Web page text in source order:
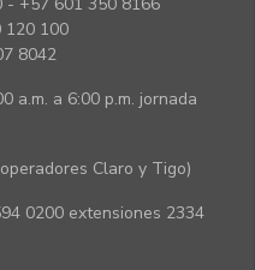
- +57 601 350 8166
120 100
8042
a.m. a 6:00 p.m. jornada
Claro y Tigo)
0200 extensiones 2334